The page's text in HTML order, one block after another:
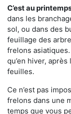
C’est au
dans les
sol, ou dans des
feuillage des
frelons
qu’en hiver,
feuilles.
Ce n’est pas
frelons dans une
temps que vous